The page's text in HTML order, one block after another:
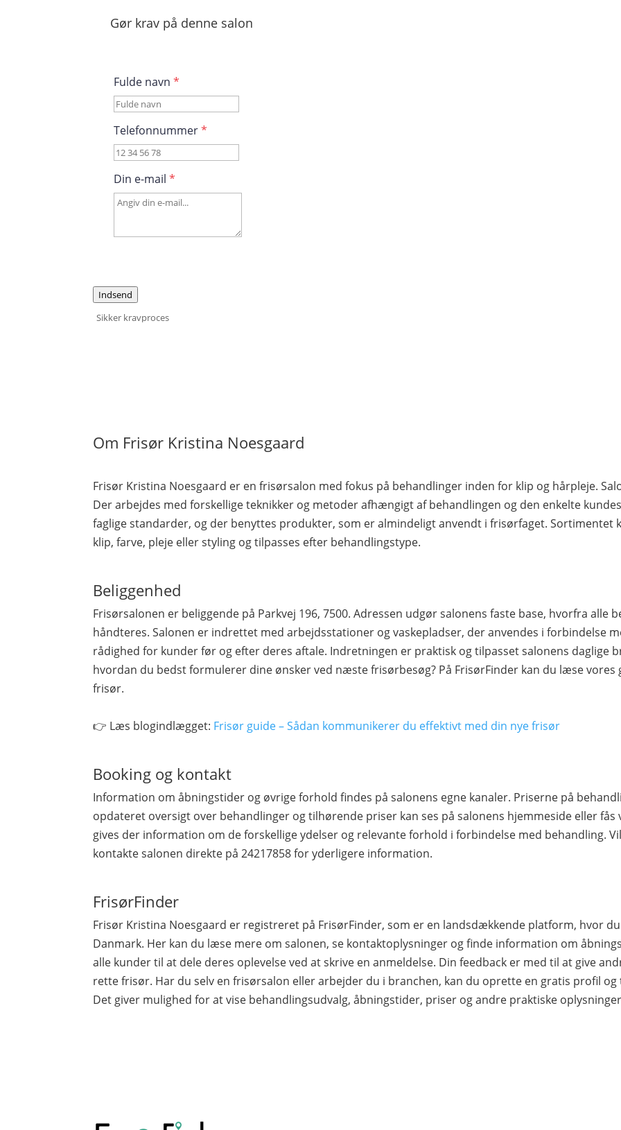
Gør krav på denne salon
Fulde navn*
Telefonnummer*
Din e-mail*
Indsend
Sikker kravproces
Om Frisør Kristina Noesgaard
Frisør Kristina Noesgaard er en frisørsalon med fokus på behandlinger inden for klip og hårpleje.
Der arbejdes med forskellige teknikker og metoder afhængigt af behandlingen og den enkelte
faglige standarder, og der benyttes produkter, som er almindeligt anvendt i frisørfaget. Sortimentet
klip, farve, pleje eller styling og tilpasses efter behandlingstype.
Beliggenhed
Frisørsalonen er beliggende på Parkvej 196, 7500. Adressen udgør salonens faste base, hvorfra alle
håndteres. Salonen er indrettet med arbejdsstationer og vaskepladser, der anvendes i forbindelse
rådighed for kunder før og efter deres aftale. Indretningen er praktisk og tilpasset salonens daglige
hvordan du bedst formulerer dine ønsker ved næste frisørbesøg? På FrisørFinder kan du læse
frisør.
👉 Læs blogindlægget: Frisør guide – Sådan kommunikerer du effektivt med din nye frisør
Booking og kontakt
Information om åbningstider og øvrige forhold findes på salonens egne kanaler. Priserne på
opdateret oversigt over behandlinger og tilhørende priser kan ses på salonens hjemmeside eller
gives der information om de forskellige ydelser og relevante forhold i forbindelse med behandling.
kontakte salonen direkte på 24217858 for yderligere information.
FrisørFinder
Frisør Kristina Noesgaard er registreret på FrisørFinder, som er en landsdækkende platform, hvor
Danmark. Her kan du læse mere om salonen, se kontaktoplysninger og finde information om
alle kunder til at dele deres oplevelse ved at skrive en anmeldelse. Din feedback er med til at give
rette frisør. Har du selv en frisørsalon eller arbejder du i branchen, kan du oprette en gratis profil
Det giver mulighed for at vise behandlingsudvalg, åbningstider, priser og andre praktiske